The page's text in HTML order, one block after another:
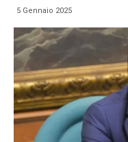
5 Gennaio 2025